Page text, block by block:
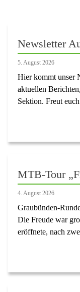
Newsletter
5. August 2026
Hier kommt unser
aktuellen
Sektion. Freut
MTB-Tour
4. August 2026
Graubünden-
Die Freude war
eröffnete, nach